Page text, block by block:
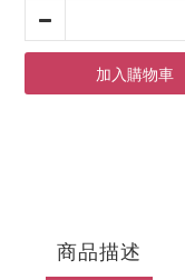
加入購物車
商品描述